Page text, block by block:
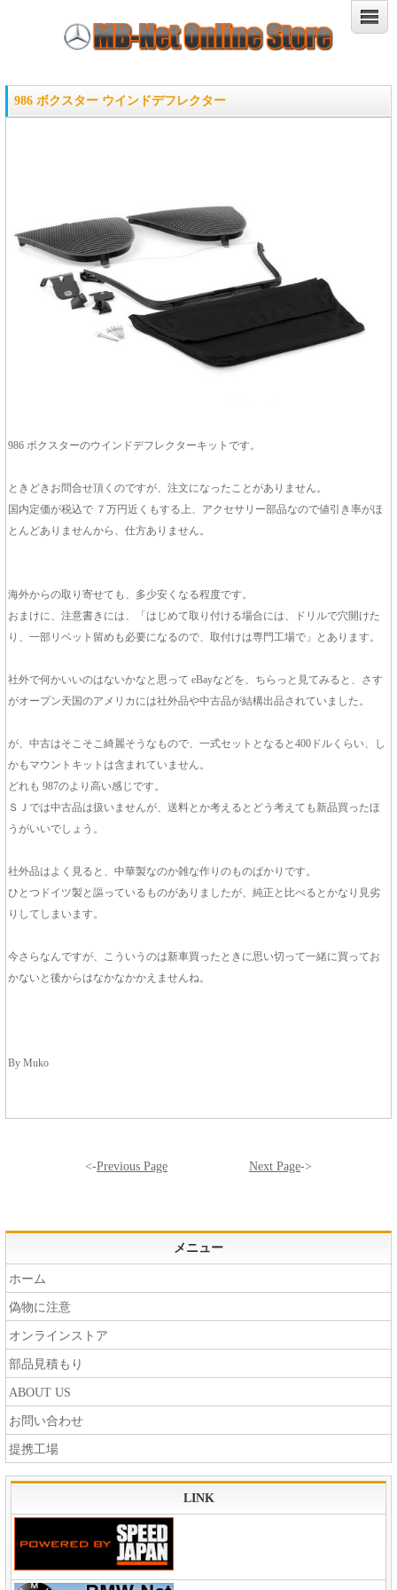
986 ボクスター ウインドデフレクター
986 ボクスターのウインドデフレクターキットです。
ときどきお問合せ頂くのですが、注文になったことがありません。
国内定価が税込で ７万円近くもする上、アクセサリー部品なので値引き率がほ
とんどありませんから、仕方ありません。
海外からの取り寄せても、多少安くなる程度です。
おまけに、注意書きには、「はじめて取り付ける場合には、ドリルで穴開けた
り、一部リベット留めも必要になるので、取付けは専門工場で」とあります。
社外で何かいいのはないかなと思って eBayなどを、ちらっと見てみると、さす
がオープン天国のアメリカには社外品や中古品が結構出品されていました。
が、中古はそこそこ綺麗そうなもので、一式セットとなると400ドルくらい、し
かもマウントキットは含まれていません。
どれも 987のより高い感じです。
ＳＪでは中古品は扱いませんが、送料とか考えるとどう考えても新品買ったほ
うがいいでしょう。
社外品はよく見ると、中華製なのか雑な作りのものばかりです。
ひとつドイツ製と謳っているものがありましたが、純正と比べるとかなり見劣
りしてしまいます。
今さらなんですが、こういうのは新車買ったときに思い切って一緒に買ってお
かないと後からはなかなかかえませんね。
By Muko
<-Previous Page Next Page->
メニュー
ホーム
偽物に注意
オンラインストア
部品見積もり
ABOUT US
お問い合わせ
提携工場
LINK